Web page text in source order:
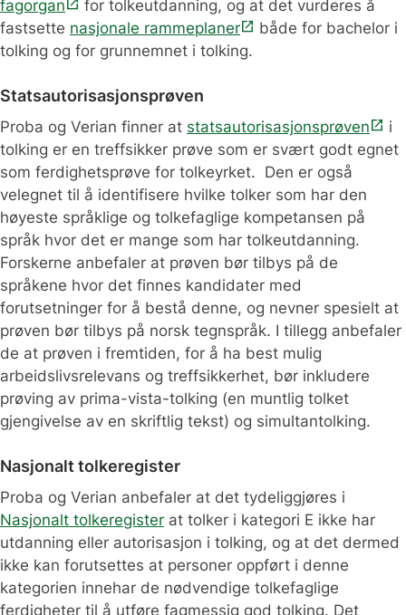
fagorgan open_in_new for tolkeutdanning, og at det vurderes å
fastsette nasjonale rammeplaneropen_in_new både for bachelor i
tolking og for grunnemnet i tolking.
Statsautorisasjonsprøven
Proba og Verian finner at statsautorisasjonsprøvenopen_in_new i
tolking er en treffsikker prøve som er svært godt egnet
som ferdighetsprøve for tolkeyrket. Den er også
velegnet til å identifisere hvilke tolker som har den
høyeste språklige og tolkefaglige kompetansen på
språk hvor det er mange som har tolkeutdanning.
Forskerne anbefaler at prøven bør tilbys på de
språkene hvor det finnes kandidater med
forutsetninger for å bestå denne, og nevner spesielt at
prøven bør tilbys på norsk tegnspråk. I tillegg anbefaler
de at prøven i fremtiden, for å ha best mulig
arbeidslivsrelevans og treffsikkerhet, bør inkludere
prøving av prima-vista-tolking (en muntlig tolket
gjengivelse av en skriftlig tekst) og simultantolking.
Nasjonalt tolkeregister
Proba og Verian anbefaler at det tydeliggjøres i
Nasjonalt tolkeregister at tolker i kategori E ikke har
utdanning eller autorisasjon i tolking, og at det dermed
ikke kan forutsettes at personer oppført i denne
kategorien innehar de nødvendige tolkefaglige
ferdigheter til å utføre fagmessig god tolking. Det